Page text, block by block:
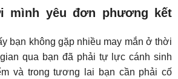
mình yêu đơn phương kết
bạn không gặp nhiều may mắn ở thời
qua bạn đã phải tự lực cánh sinh
và trong tương lai bạn cần phải cố